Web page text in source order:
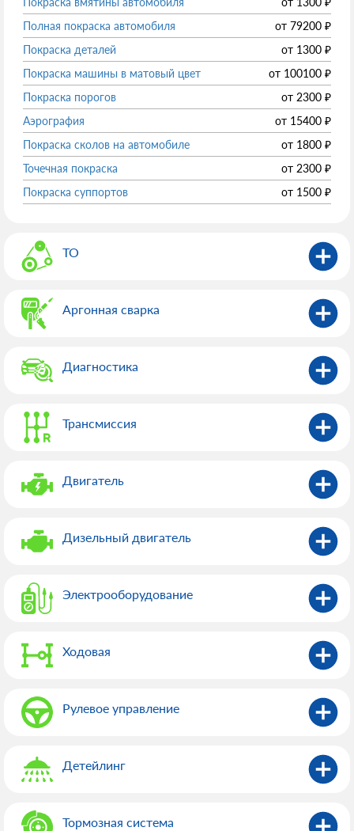
Полная покраска автомобиля
от 79200 ₽
Покраска деталей
от 1300 ₽
Покраска машины в матовый цвет
от 100100 ₽
Покраска порогов
от 2300 ₽
Аэрография
от 15400 ₽
Покраска сколов на автомобиле
от 1800 ₽
Точечная покраска
от 2300 ₽
Покраска суппортов
от 1500 ₽
ТО
Аргонная сварка
Диагностика
Трансмиссия
Двигатель
Дизельный двигатель
Электрооборудованиe
Ходовая
Рулевое управление
Детейлинг
Тормозная система